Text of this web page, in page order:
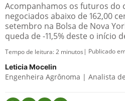
Acompanhamos os futuros do
negociados abaixo de 162,00
setembro na Bolsa de Nova
queda de -11,5% deste o início
Tempo de leitura:2 minutos | Publicado
Leticia Mocelin
Engenheira Agrônoma | Analista